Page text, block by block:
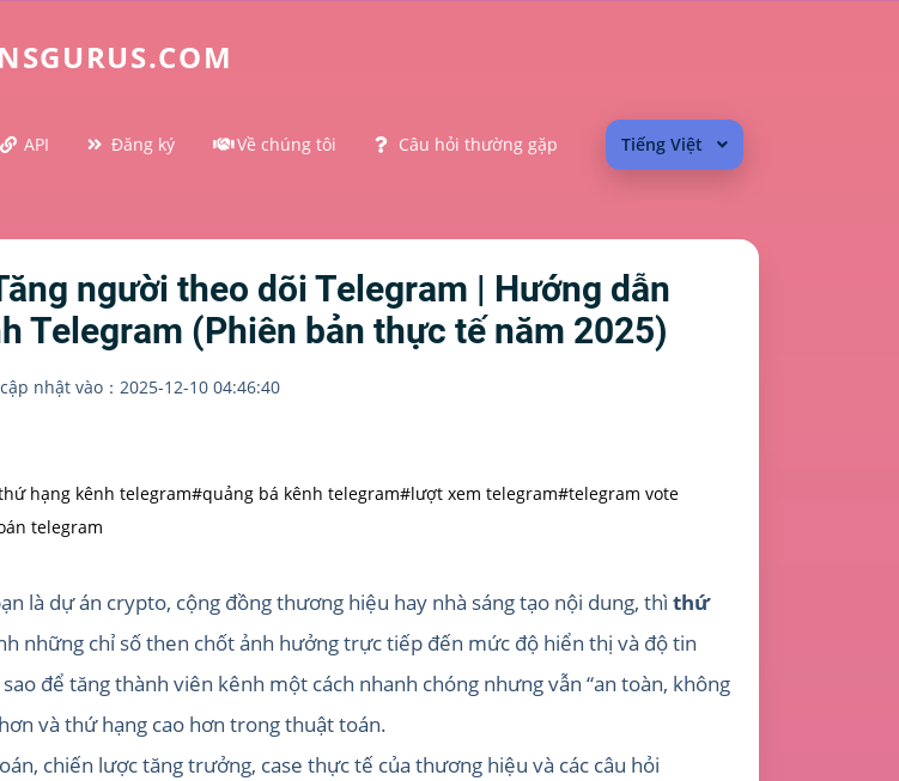
API Đăng ký Về chúng tôi Câu hỏi thường gặp Tiếng Việt
người theo dõi Telegram | Hướng dẫn
Telegram (Phiên bản thực tế năm 2025)
cập nhật vào：2025-12-10 04:46:40
hạng kênh telegram#quảng bá kênh telegram#lượt xem telegram#telegram vote
telegram
là dự án crypto, cộng đồng thương hiệu hay nhà sáng tạo nội dung, thì thứ
những chỉ số then chốt ảnh hưởng trực tiếp đến mức độ hiển thị và độ tin
để tăng thành viên kênh một cách nhanh chóng nhưng vẫn “an toàn, không
và thứ hạng cao hơn trong thuật toán.
chiến lược tăng trưởng, case thực tế của thương hiệu và các câu hỏi